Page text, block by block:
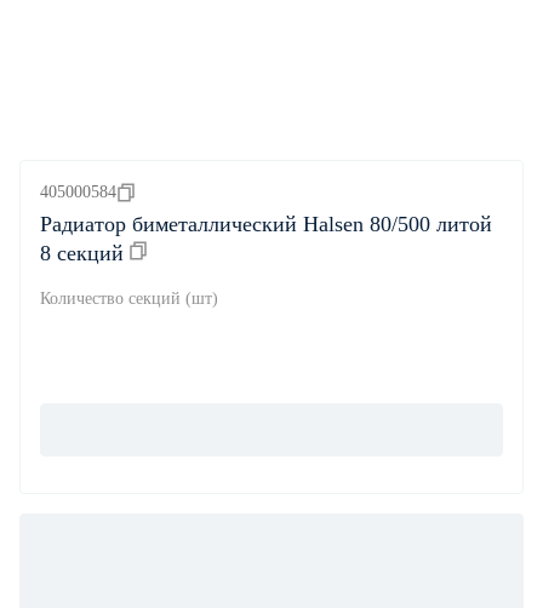
405000584
Радиатор биметаллический Halsen 80/500 литой
8 секций
Количество секций (шт)